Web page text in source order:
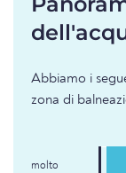
Abbiamo i
zona di
molto